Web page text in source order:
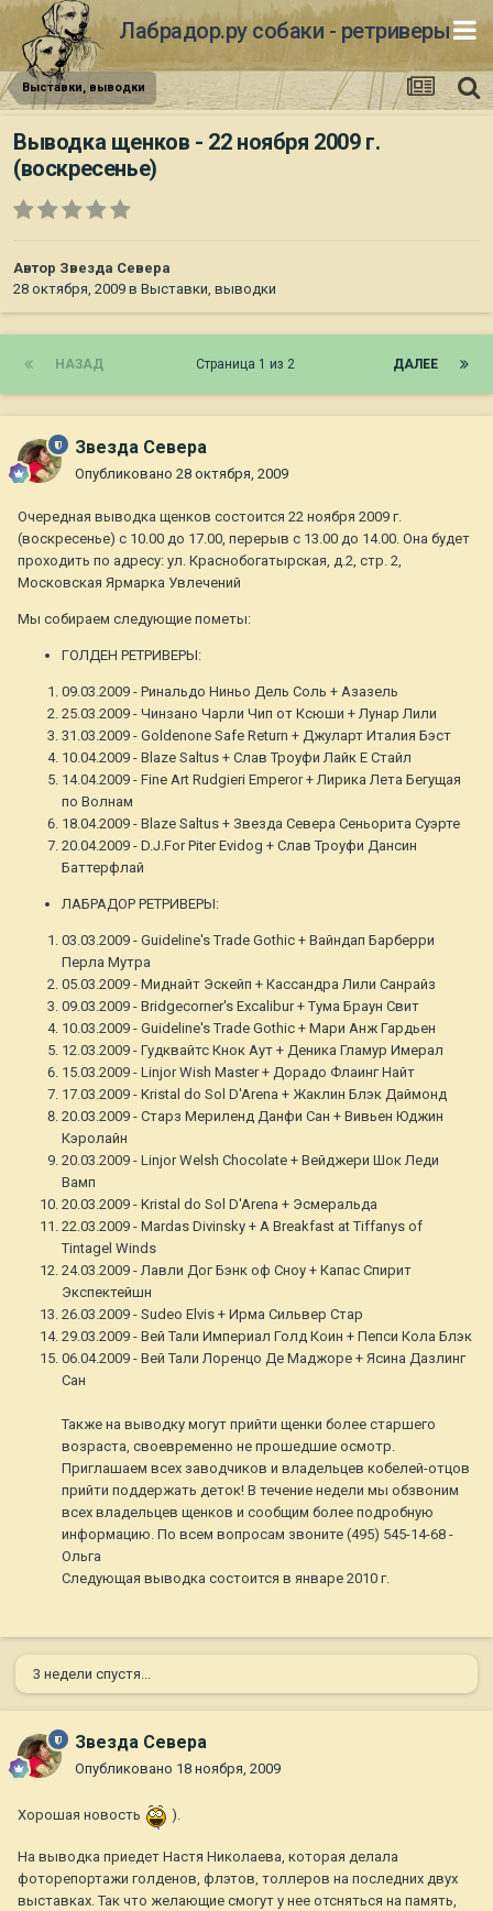
Лабрадор.ру собаки - ретриверы
Выставки, выводки
Выводка щенков - 22 ноября 2009 г.
(воскресенье)
Автор Звезда Севера
28 октября, 2009 в Выставки, выводки
НАЗАД ДАЛЕЕ
Страница 1 из 2
Звезда Севера
Опубликовано 28 октября, 2009
Очередная выводка щенков состоится 22 ноября 2009 г.
(воскресенье) c 10.00 до 17.00, перерыв с 13.00 до 14.00. Она будет
проходить по адресу: ул. Краснобогатырская, д.2, стр. 2,
Московская Ярмарка Увлечений
Мы собираем следующие пометы:
ГОЛДЕН РЕТРИВЕРЫ:
09.03.2009 - Ринальдо Ниньо Дель Соль + Азазель
25.03.2009 - Чинзано Чарли Чип от Ксюши + Лунар Лили
31.03.2009 - Goldenone Safe Return + Джуларт Италия Бэст
10.04.2009 - Blaze Saltus + Слав Троуфи Лайк Е Стайл
14.04.2009 - Fine Art Rudgieri Emperor + Лирика Лета Бегущая
по Волнам
18.04.2009 - Blaze Saltus + Звезда Севера Сеньорита Суэрте
20.04.2009 - D.J.For Piter Evidog + Слав Троуфи Дансин
Баттерфлай
ЛАБРАДОР РЕТРИВЕРЫ:
03.03.2009 - Guideline's Trade Gothic + Вайндап Барберри
Перла Мутра
05.03.2009 - Миднайт Эскейп + Кассандра Лили Санрайз
09.03.2009 - Bridgecorner's Excalibur + Тума Браун Свит
10.03.2009 - Guideline's Trade Gothic + Мари Анж Гардьен
12.03.2009 - Гудквайтс Кнок Аут + Деника Гламур Имерал
15.03.2009 - Linjor Wish Master + Дорадо Флаинг Найт
17.03.2009 - Kristal do Sol D'Arena + Жаклин Блэк Даймонд
20.03.2009 - Старз Мериленд Данфи Сан + Вивьен Юджин
Кэролайн
20.03.2009 - Linjor Welsh Chocolate + Вейджери Шок Леди
Вамп
20.03.2009 - Kristal do Sol D'Arena + Эсмеральда
22.03.2009 - Mardas Divinsky + A Breakfast at Tiffanys of
Tintagel Winds
24.03.2009 - Лавли Дог Бэнк оф Сноу + Капас Спирит
Экспектейшн
26.03.2009 - Sudeo Elvis + Ирма Сильвер Стар
29.03.2009 - Вей Тали Империал Голд Коин + Пепси Кола Блэк
06.04.2009 - Вей Тали Лоренцо Де Маджоре + Ясина Дазлинг
Сан
Также на выводку могут прийти щенки более старшего
возраста, своевременно не прошедшие осмотр.
Приглашаем всех заводчиков и владельцев кобелей-отцов
прийти поддержать деток! В течение недели мы обзвоним
всех владельцев щенков и сообщим более подробную
информацию. По всем вопросам звоните (495) 545-14-68 -
Ольга
Следующая выводка состоится в январе 2010 г.
3 недели спустя...
Звезда Севера
Опубликовано 18 ноября, 2009
Хорошая новость ).
На выводка приедет Настя Николаева, которая делала
фоторепортажи голденов, флэтов, толлеров на последних двух
выставках. Так что желающие смогут у нее отсняться на память,